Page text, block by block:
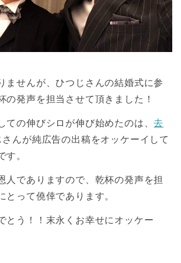
ませんが、ひつじさんの結婚式に参
の発声を担当させて頂きました！
ての‪伸びシロが伸び始めたのは、去
んが純広告の出稿をオッケーイして
。
人でありますので、乾杯の発声を担
とって僥倖であります。
とう！！末永くお幸せにオッケー